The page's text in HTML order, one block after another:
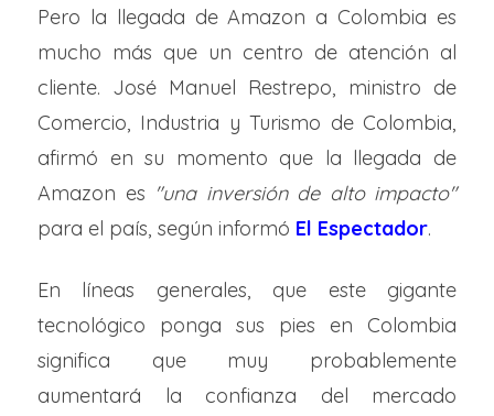
Pero la llegada de Amazon a Colombia es
mucho más que un centro de atención al
cliente. José Manuel Restrepo, ministro de
Comercio, Industria y Turismo de Colombia,
afirmó en su momento que la llegada de
Amazon es "una inversión de alto impacto"
para el país, según informó El Espectador.
En líneas generales, que este gigante
tecnológico ponga sus pies en Colombia
significa que muy probablemente
aumentará la confianza del mercado